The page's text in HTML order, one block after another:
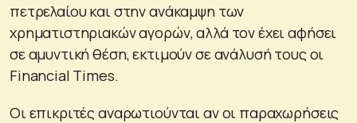
πετρελαίου και στην ανάκαμψη των
χρηματιστηριακών αγορών, αλλά τον έχει αφήσει
σε αμυντική θέση, εκτιμούν σε ανάλυσή τους οι
Financial Times.
Οι επικριτές αναρωτιούνται αν οι παραχωρήσεις